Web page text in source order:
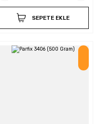
SEPETE EKLE